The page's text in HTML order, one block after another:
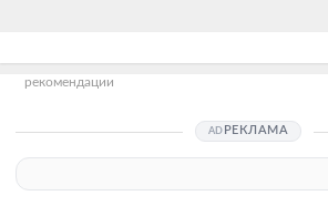
рекомендации
РЕКЛАМА